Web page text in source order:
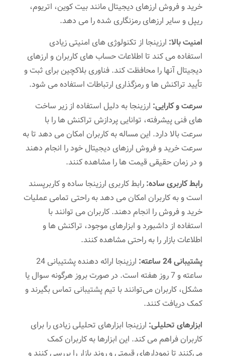
خرید و فروش ارزهای دیجیتال مانند بیت کوین، اتریوم،
ریپل و سایر ارزهای رمزنگاری شده را می‌ دهد.
امنیت بالا: ارزینجا از تکنولوژی ‌های امنیتی زیادی
استفاده می‌ کند تا اطلاعات حساب‌ های کاربران و ارزهای
دیجیتال آنها را محافظت کند. فناوری بلاکچین برای ثبت و
تأیید تراکنش ‌ها و رمزگذاری ارتباطات استفاده می‌ شود.
سرعت و کارایی: ارزینجا به دلیل استفاده از زیر ساخت
های فنی پیشرفته، توانایی پردازش تراکنش‌ ها را با
سرعت بالا دارد. این مساله به کاربران امکان می ‌دهد تا به
سرعت خرید و فروش ارزهای دیجیتال خود را انجام دهند
و در زمان حقیقی قیمت‌ ها را مشاهده کنند.
رابط کاربری ساده: رابط کاربری ارزینجا ساده و کاربرپسند
است و به کاربران امکان می ‌دهد به راحتی تمامی عملیات
خرید و فروش را انجام دهند. کاربران می‌ توانند با
استفاده از داشبورد و ابزارهای موجود، تراکنش ‌ها و
اطلاعات بازار را به راحتی مشاهده کنند.
پشتیبانی 24 ساعته:
ارزینجا ارائه دهنده پشتیبانی 24
ساعته و 7 روز هفته است. در صورت بروز هرگونه سوال یا
مشکل، کاربران می‌توانند با تیم پشتیبانی تماس بگیرند و
کمک دریافت کنند.
ابزارهای تحلیلی: ارزینجا ابزارهای تحلیلی زیادی را برای
کاربران فراهم می ‌کند. این ابزارها به کاربران کمک
می‌کنند تا نمودارهای قیمتی و روند بازار را بررسی کنند و